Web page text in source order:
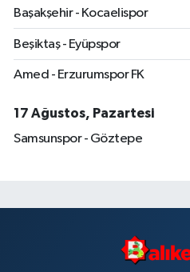
Başakşehir - Kocaelispor
Beşiktaş - Eyüpspor
Amed - Erzurumspor FK
17 Ağustos, Pazartesi
Samsunspor - Göztepe